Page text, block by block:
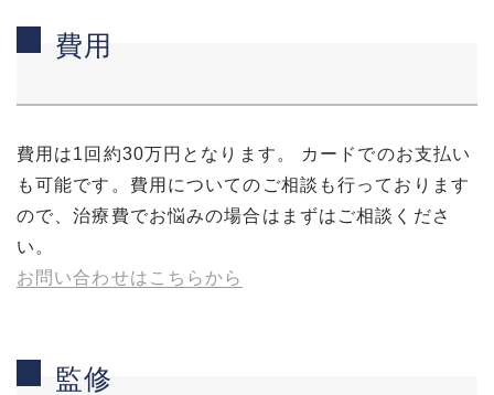
費用
費用は1回約30万円となります。 カードでのお支払い
も可能です。費用についてのご相談も行っております
ので、治療費でお悩みの場合はまずはご相談くださ
い。
お問い合わせはこちらから
監修